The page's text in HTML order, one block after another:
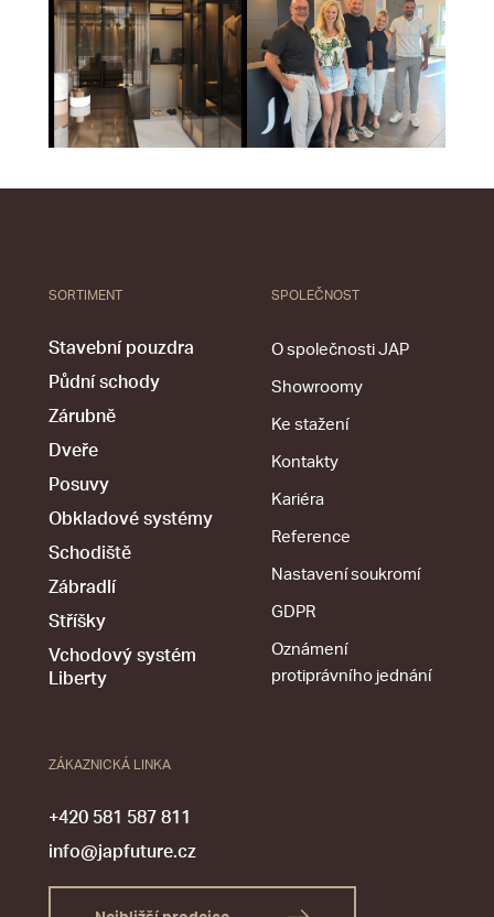
SORTIMENT
Stavební pouzdra
Půdní schody
Zárubně
Dveře
Posuvy
Obkladové systémy
Schodiště
Zábradlí
Stříšky
Vchodový systém
Liberty
SPOLEČNOST
O společnosti JAP
Showroomy
Ke stažení
Kontakty
Kariéra
Reference
Nastavení soukromí
GDPR
Oznámení
protiprávního jednání
ZÁKAZNICKÁ LINKA
+420 581 587 811
info@japfuture.cz